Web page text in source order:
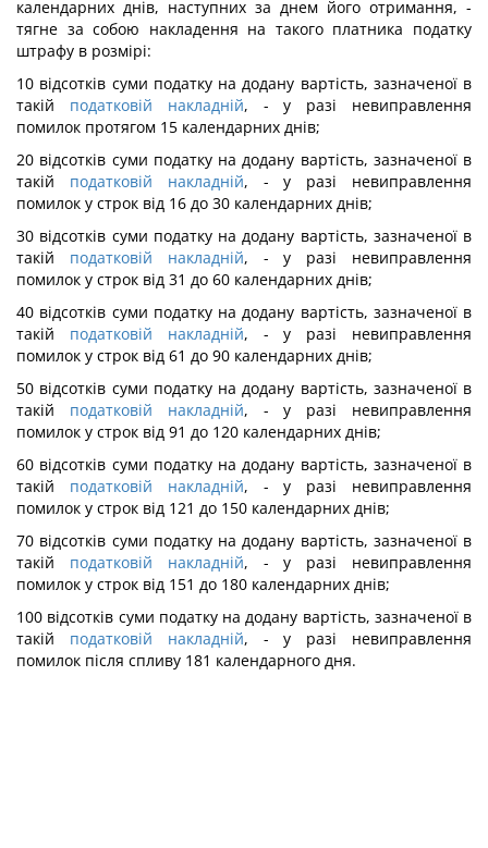
календарних днів, наступних за днем його отримання, -
тягне за собою накладення на такого платника податку
штрафу в розмірі:
10 відсотків суми податку на додану вартість, зазначеної в
такій податковій накладній, - у разі невиправлення
помилок протягом 15 календарних днів;
20 відсотків суми податку на додану вартість, зазначеної в
такій податковій накладній, - у разі невиправлення
помилок у строк від 16 до 30 календарних днів;
30 відсотків суми податку на додану вартість, зазначеної в
такій податковій накладній, - у разі невиправлення
помилок у строк від 31 до 60 календарних днів;
40 відсотків суми податку на додану вартість, зазначеної в
такій податковій накладній, - у разі невиправлення
помилок у строк від 61 до 90 календарних днів;
50 відсотків суми податку на додану вартість, зазначеної в
такій податковій накладній, - у разі невиправлення
помилок у строк від 91 до 120 календарних днів;
60 відсотків суми податку на додану вартість, зазначеної в
такій податковій накладній, - у разі невиправлення
помилок у строк від 121 до 150 календарних днів;
70 відсотків суми податку на додану вартість, зазначеної в
такій податковій накладній, - у разі невиправлення
помилок у строк від 151 до 180 календарних днів;
100 відсотків суми податку на додану вартість, зазначеної в
такій податковій накладній, - у разі невиправлення
помилок після спливу 181 календарного дня.